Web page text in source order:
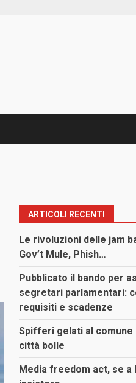
ARTICOLI RECENTI
Le rivoluzioni delle jam
Gov’t Mule, Phish…
Pubblicato il bando per
segretari parlamentari:
requisiti e scadenze
Spifferi gelati al comune
città bolle
Media freedom act, se